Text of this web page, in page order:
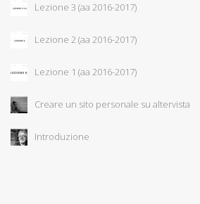
Lezione 3 (aa 2016-2017)
Lezione 2 (aa 2016-2017)
Lezione 1 (aa 2016-2017)
Creare un sito personale su altervista
Introduzione